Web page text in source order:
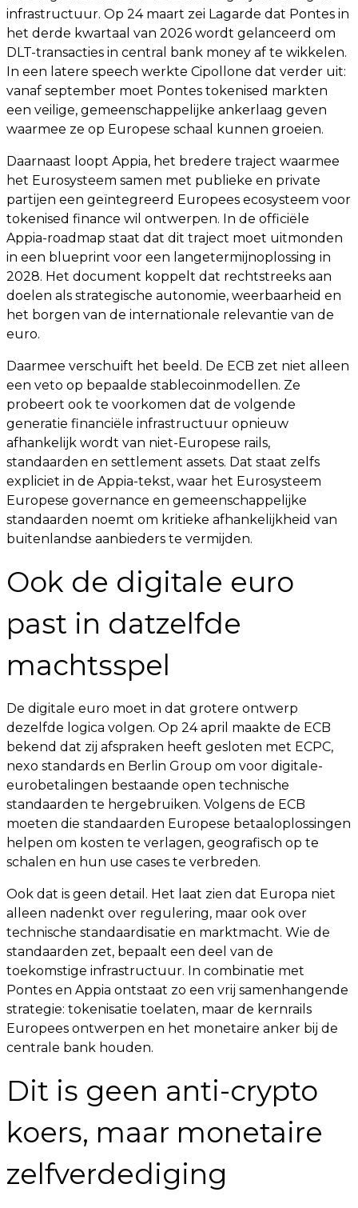
infrastructuur. Op 24 maart zei Lagarde dat Pontes in
het derde kwartaal van 2026 wordt gelanceerd om
DLT-transacties in central bank money af te wikkelen.
In een latere speech werkte Cipollone dat verder uit:
vanaf september moet Pontes tokenised markten
een veilige, gemeenschappelijke ankerlaag geven
waarmee ze op Europese schaal kunnen groeien.
Daarnaast loopt Appia, het bredere traject waarmee
het Eurosysteem samen met publieke en private
partijen een geïntegreerd Europees ecosysteem voor
tokenised finance wil ontwerpen. In de officiële
Appia-roadmap staat dat dit traject moet uitmonden
in een blueprint voor een langetermijnoplossing in
2028. Het document koppelt dat rechtstreeks aan
doelen als strategische autonomie, weerbaarheid en
het borgen van de internationale relevantie van de
euro.
Daarmee verschuift het beeld. De ECB zet niet alleen
een veto op bepaalde stablecoinmodellen. Ze
probeert ook te voorkomen dat de volgende
generatie financiële infrastructuur opnieuw
afhankelijk wordt van niet-Europese rails,
standaarden en settlement assets. Dat staat zelfs
expliciet in de Appia-tekst, waar het Eurosysteem
Europese governance en gemeenschappelijke
standaarden noemt om kritieke afhankelijkheid van
buitenlandse aanbieders te vermijden.
Ook de digitale euro
past in datzelfde
machtsspel
De digitale euro moet in dat grotere ontwerp
dezelfde logica volgen. Op 24 april maakte de ECB
bekend dat zij afspraken heeft gesloten met ECPC,
nexo standards en Berlin Group om voor digitale-
eurobetalingen bestaande open technische
standaarden te hergebruiken. Volgens de ECB
moeten die standaarden Europese betaaloplossingen
helpen om kosten te verlagen, geografisch op te
schalen en hun use cases te verbreden.
Ook dat is geen detail. Het laat zien dat Europa niet
alleen nadenkt over regulering, maar ook over
technische standaardisatie en marktmacht. Wie de
standaarden zet, bepaalt een deel van de
toekomstige infrastructuur. In combinatie met
Pontes en Appia ontstaat zo een vrij samenhangende
strategie: tokenisatie toelaten, maar de kernrails
Europees ontwerpen en het monetaire anker bij de
centrale bank houden.
Dit is geen anti-crypto
koers, maar monetaire
zelfverdediging